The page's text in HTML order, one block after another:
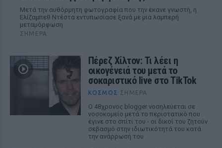
Μετά την αυθόρμητη φωτογραφία που την έκανε γνωστή, η
Ελίζαμπεθ Ντέστα εντυπωσίασε ξανά με μια λαμπερή
μεταμόρφωση
ΣΉΜΕΡΑ
Πέρεζ Χίλτον: Τι λέει η
οικογένειά του μετά το
σοκαριστικό live στο TikTok
ΚΌΣΜΟΣ ΣΉΜΕΡΑ
Ο 48χρονος blogger νοσηλεύεται σε
νοσοκομείο μετά το περιστατικό που
έγινε στο σπίτι του - οι δικοί του ζητούν
σεβασμό στην ιδιωτικότητά του κατά
την ανάρρωσή του